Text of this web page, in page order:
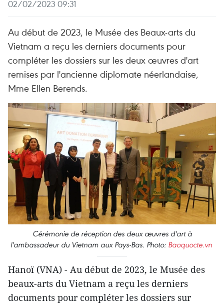
02/02/2023 09:31
Au début de 2023, le Musée des Beaux-arts du
Vietnam a reçu les derniers documents pour
compléter les dossiers sur les deux œuvres d'art
remises par l'ancienne diplomate néerlandaise,
Mme Ellen Berends.
Cérémonie de réception des deux œuvres d'art à
l'ambassadeur du Vietnam aux Pays-Bas. Photo: Baoquocte.vn
Hanoï (VNA) - Au début de 2023, le Musée des
beaux-arts du Vietnam a reçu les derniers
documents pour compléter les dossiers sur